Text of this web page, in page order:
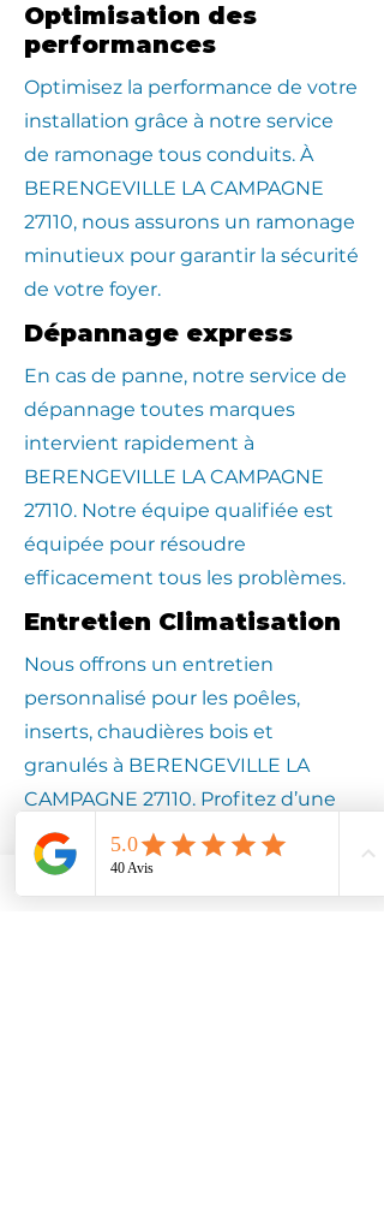
Optimisation des
performances
Optimisez la performance de votre
installation grâce à notre service
de ramonage tous conduits. À
BERENGEVILLE LA CAMPAGNE
27110, nous assurons un ramonage
minutieux pour garantir la sécurité
de votre foyer.
Dépannage express
En cas de panne, notre service de
dépannage toutes marques
intervient rapidement à
BERENGEVILLE LA CAMPAGNE
27110. Notre équipe qualifiée est
équipée pour résoudre
efficacement tous les problèmes.
Entretien Climatisation
Nous offrons un entretien
personnalisé pour les poêles,
inserts, chaudières bois et
granulés à BERENGEVILLE LA
CAMPAGNE 27110. Profitez d’une
expertise locale pour assurer la
longévité de votre équipement.